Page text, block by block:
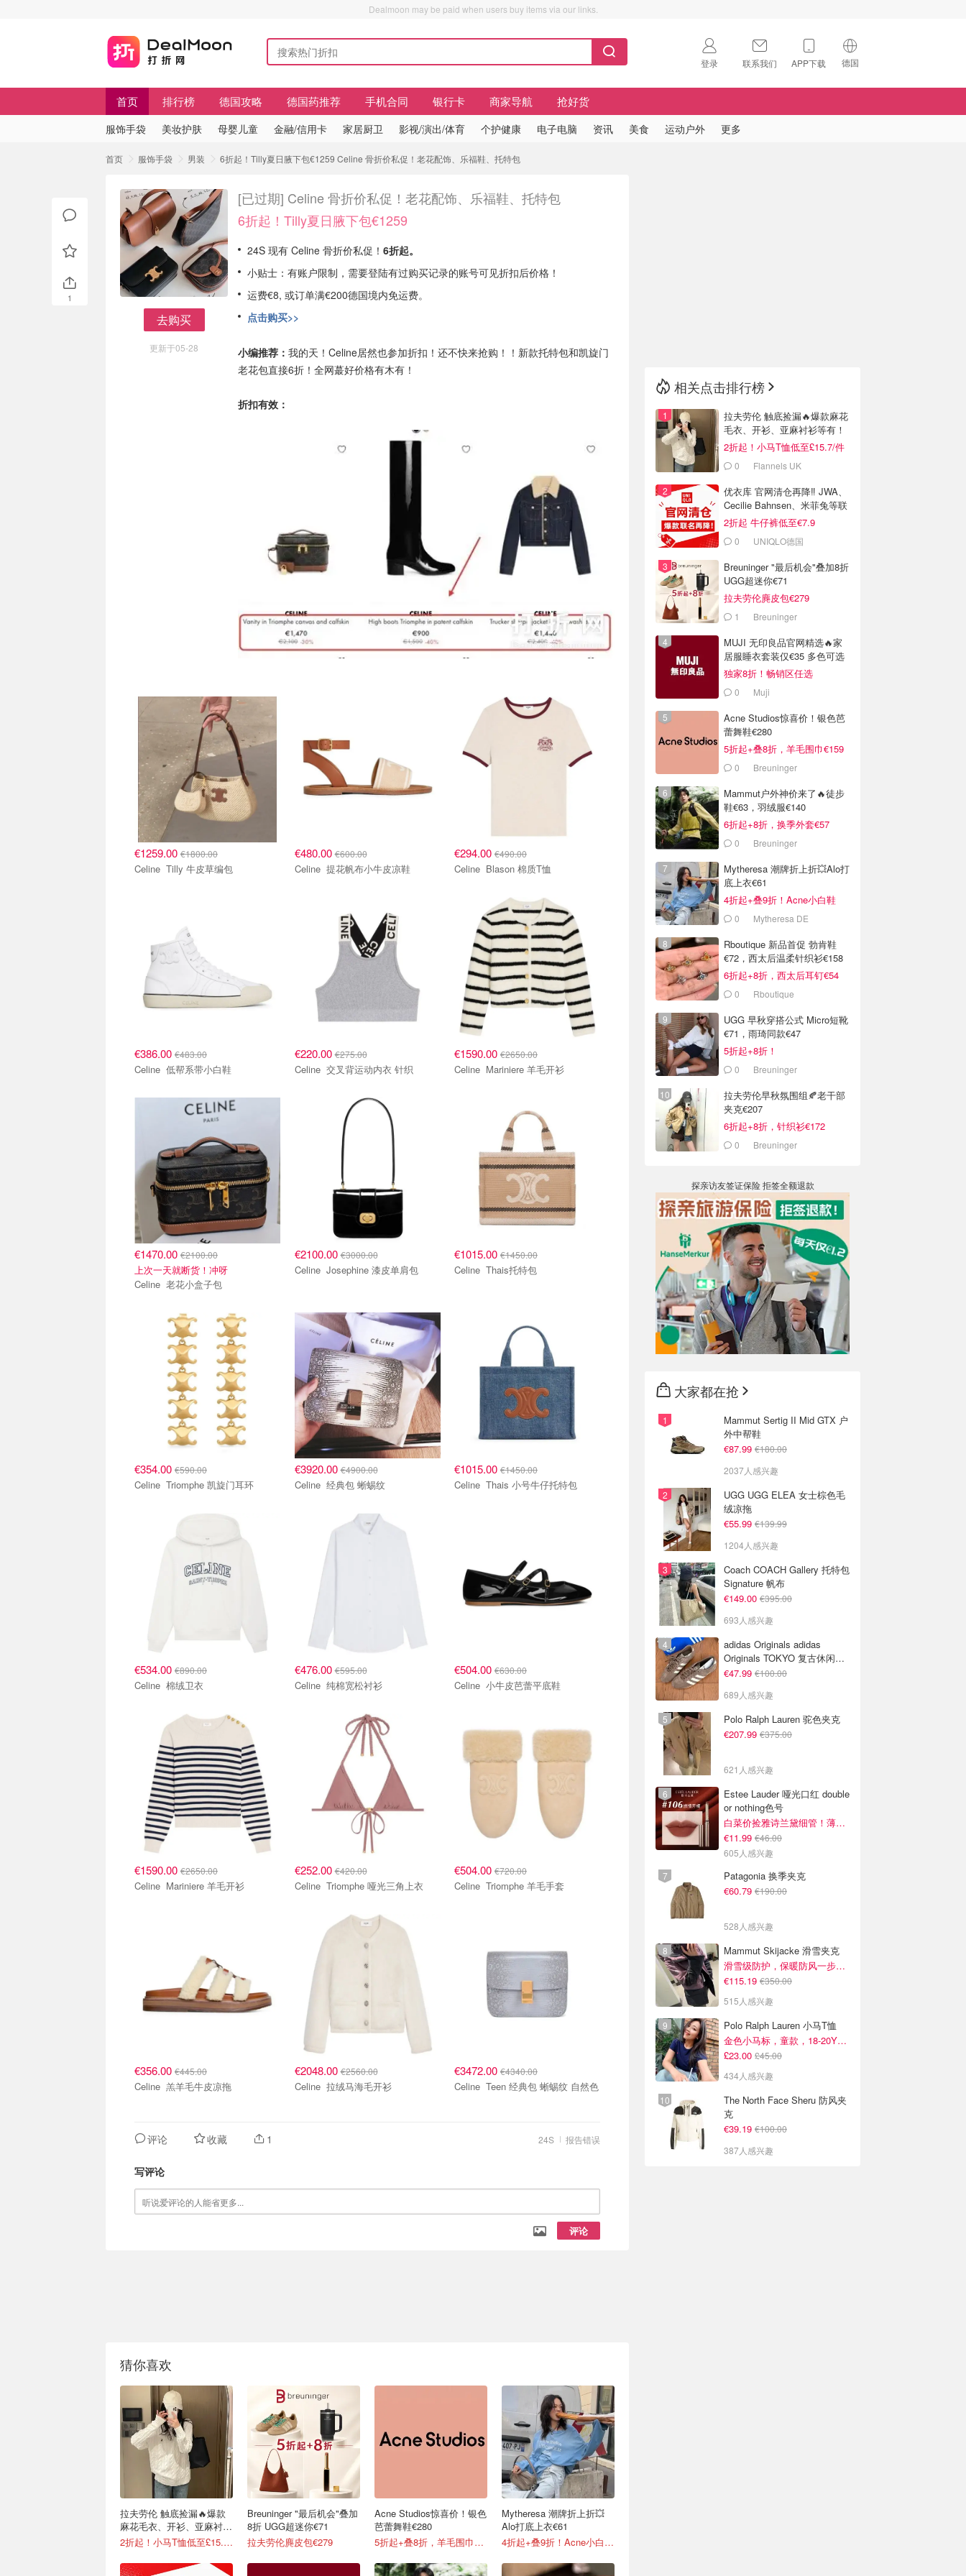
Dealmoon may be paid when users buy items via our links.
登录 联系我们 APP下载 德国
🇺🇸
首页 排行榜 德国攻略 德国药推荐 手机合同 银行卡 商家导航 抢好货
服饰手袋 美妆护肤 母婴儿童 金融/信用卡 家居厨卫 影视/演出/体育 个护健康 电子电脑 资讯 美食 运动户外 更多
首页 服饰手袋 男装 6折起！Tilly夏日腋下包€1259 Celine 骨折价私促！老花配饰、乐福鞋、托特包
去购买
更新于05-28
[已过期] Celine 骨折价私促！老花配饰、乐福鞋、托特包
6折起！Tilly夏日腋下包€1259
24S 现有 Celine 骨折价私促！ 6折起。
小贴士：有账户限制，需要登陆有过购买记录的账号可见折扣后价格！
运费€8, 或订单满€200德国境内免运费。
点击购买>>
小编推荐： 我的天！Celine居然也参加折扣！还不快来抢购！！新款托特包和凯旋门
老花包直接6折！全网蕞好价格有木有！
折扣有效：
€1259.00 €1800.00
Celine Tilly 牛皮草编包
€480.00€600.00
Celine 提花帆布小牛皮凉鞋
€294.00 €490.00
Celine Blason 棉质T恤
€386.00 €483.00
Celine 低帮系带小白鞋
€220.00€275.00
Celine 交叉背运动内衣 针织
€1590.00 €2650.00
Celine Mariniere 羊毛开衫
€1470.00 €2100.00
上次一天就断货！冲呀
Celine 老花小盒子包
€2100.00€3000.00
Celine Josephine 漆皮单肩包
€1015.00 €1450.00
Celine Thais托特包
€354.00 €590.00
Celine Triomphe 凯旋门耳环
€3920.00€4900.00
Celine 经典包 蜥蜴纹
€1015.00 €1450.00
Celine Thais 小号牛仔托特包
€534.00 €890.00
Celine 棉绒卫衣
€476.00€595.00
Celine 纯棉宽松衬衫
€504.00 €630.00
Celine 小牛皮芭蕾平底鞋
€1590.00 €2650.00
Celine Mariniere 羊毛开衫
€252.00€420.00
Celine Triomphe 哑光三角上衣
€504.00 €720.00
Celine Triomphe 羊毛手套
€356.00 €445.00
Celine 羔羊毛牛皮凉拖
€2048.00€2560.00
Celine 拉绒马海毛开衫
€3472.00 €4340.00
Celine Teen 经典包 蜥蜴纹 自然色
报告错误
24S
评论 收藏 1
写评论
评论
猜你喜欢
拉夫劳伦 触底捡漏🔥爆款
麻花毛衣、开衫、亚麻衬衫
等有！
2折起！小马T恤低至£15.7/件
Breuninger "最后机会"叠加
8折 UGG超迷你€71
拉夫劳伦麂皮包€279
Acne Studios惊喜价！银色
芭蕾舞鞋€280
5折起+叠8折，羊毛围巾€159
Mytheresa 潮牌折上折💥
Alo打底上衣€61
4折起+叠9折！Acne小白鞋€264
1
相关点击排行榜
拉夫劳伦 触底捡漏🔥爆款麻花
毛衣、开衫、亚麻衬衫等有！
2折起！小马T恤低至£15.7/件
0 Flannels UK
优衣库 官网清仓再降‼️ JWA、
Cecilie Bahnsen、米菲兔等联
名
2折起 牛仔裤低至€7.9
0 UNIQLO德国
Breuninger "最后机会"叠加8折
UGG超迷你€71
拉夫劳伦麂皮包€279
1 Breuninger
MUJI 无印良品官网精选🔥家
居服睡衣套装仅€35 多色可选
独家8折！畅销区任选
0 Muji
Acne Studios惊喜价！银色芭
蕾舞鞋€280
5折起+叠8折，羊毛围巾€159
0 Breuninger
Mammut户外神价来了🔥徒步
鞋€63，羽绒服€140
6折起+8折，换季外套€57
0 Breuninger
Mytheresa 潮牌折上折💥Alo打
底上衣€61
4折起+叠9折！Acne小白鞋
€2640 Mytheresa DE
Rboutique 新品首促 勃肯鞋
€72，西太后温柔针织衫€158
6折起+8折，西太后耳钉€54
0 Rboutique
UGG 早秋穿搭公式 Micro短靴
€71，雨琦同款€47
5折起+8折！
0 Breuninger
拉夫劳伦早秋氛围组🍂老干部
夹克€207
6折起+8折，针织衫€172
0 Breuninger
探亲访友签证保险 拒签全额退款
大家都在抢
Mammut Sertig II Mid GTX 户
外中帮鞋
€87.99 €180.00
2037人感兴趣
UGG UGG ELEA 女士棕色毛
绒凉拖
€55.99 €139.99
1204人感兴趣
Coach COACH Gallery 托特包
Signature 帆布
€149.00 €395.00
693人感兴趣
adidas Originals adidas
Originals TOKYO 复古休闲鞋
深棕色
€47.99 €100.00
689人感兴趣
Polo Ralph Lauren 驼色夹克
€207.99 €375.00
621人感兴趣
Estee Lauder 哑光口红 double
or nothing色号
白菜价捡雅诗兰黛细管！薄涂没毛病
€11.99 €46.00
605人感兴趣
Patagonia 换季夹克
€60.79 €190.00
528人感兴趣
Mammut Skijacke 滑雪夹克
滑雪级防护，保暖防风一步到位！仅剩s！
€115.19 €350.00
515人感兴趣
Polo Ralph Lauren 小马T恤
金色小马标，童款，18-20Y捡漏！
£23.00 £45.00
434人感兴趣
The North Face Sheru 防风夹
克
€39.19 €100.00
387人感兴趣